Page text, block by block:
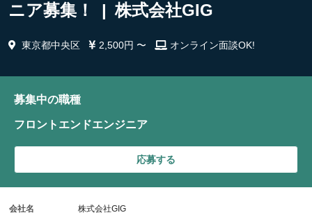
ニア募集！ | 株式会社GIG
東京都中央区 2,500円 〜 オンライン面談OK!
募集中の職種
フロントエンドエンジニア
応募する
会社名 株式会社GIG